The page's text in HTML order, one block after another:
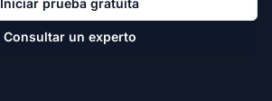
Iniciar prueba gratuita
Consultar un experto